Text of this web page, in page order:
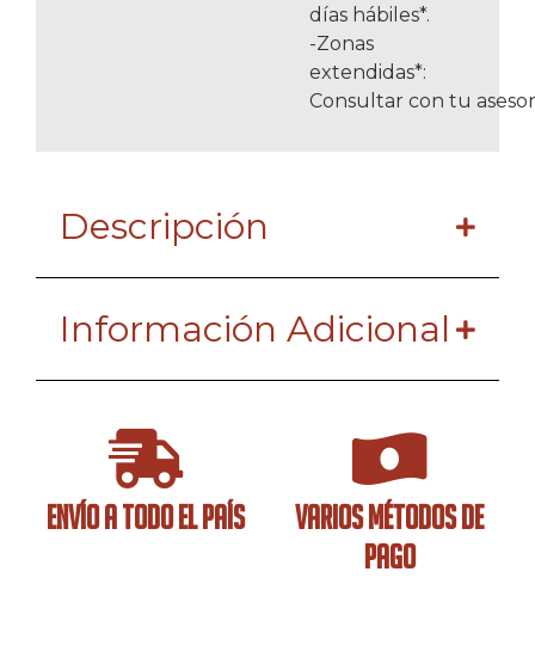
ENVÍO A TODO EL PAÍS
VARIOS MÉTODOS DE
PAGO
días hábiles*.
-Zonas
extendidas*:
Consultar con tu
Descripción
Información Adicional